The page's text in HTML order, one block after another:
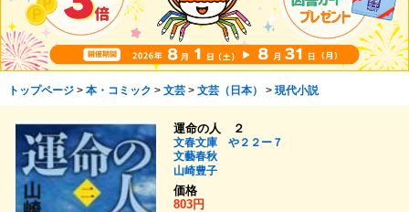
トップページ> 本・コミック > 文芸> 文芸（日本） > 現代小説
運命の人 ２
文春文庫 や２２ー７
文藝春秋
山崎豊子
価格
803円